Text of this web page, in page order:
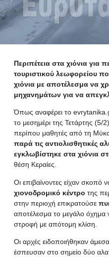
Περιπέτεια στα χιόνια για
τουριστικού λεωφορείου
χιόνια με αποτέλεσμα να
μηχανημάτων για να
Όπως αναφέρει το
το μεσημέρι της Τετάρτης (5/
περίπου μαθητές από τη
παρά τις αντιολισθητικές
εγκλωβίστηκε στα χιόνια
θέση Κεραίες.
Οι επιβαίνοντες είχαν σκοπό
χιονοδρομικό κέντρο της
στην περιοχή επικρατούσε
αποτέλεσμα το μεγάλο όχημα
στροφή με απότομη κλίση.
Οι αρχές ειδοποιήθηκαν άμεσα
έσπευσαν στο σημείο δύο